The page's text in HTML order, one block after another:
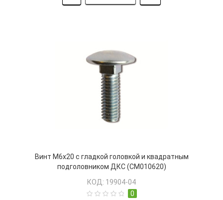
Винт М6х20 с гладкой головкой и квадратным
подголовником ДКС (CM010620)
КОД: 19904-04
0